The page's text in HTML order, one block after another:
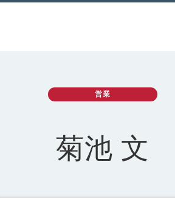
営業
菊池 文
社会的取り組み